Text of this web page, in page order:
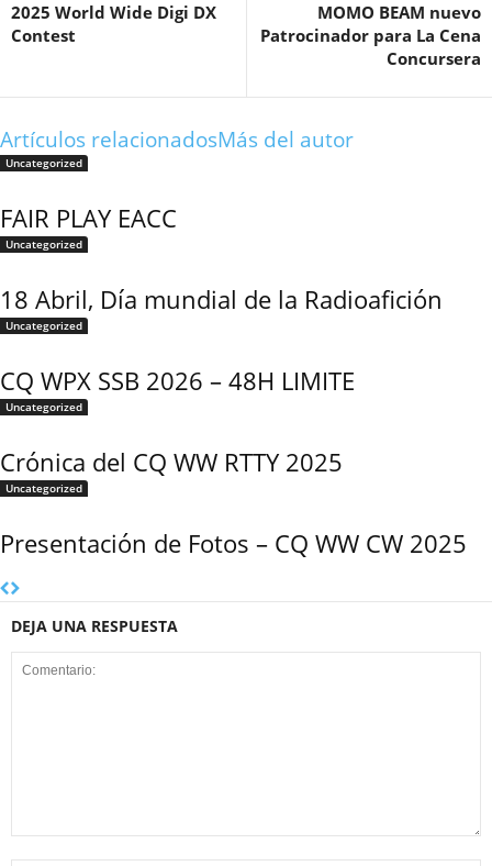
2025 World Wide Digi DX
Contest
MOMO BEAM nuevo
Patrocinador para La Cena
Concursera
Artículos relacionadosMás del autor
Uncategorized
FAIR PLAY EACC
Uncategorized
18 Abril, Día mundial de la Radioafición
Uncategorized
CQ WPX SSB 2026 – 48H LIMITE
Uncategorized
Crónica del CQ WW RTTY 2025
Uncategorized
Presentación de Fotos – CQ WW CW 2025
DEJA UNA RESPUESTA